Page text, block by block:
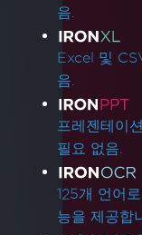
음.
Excel 및
음.
프레젠테이
필요 없음.
125개 언어
능을 제공합